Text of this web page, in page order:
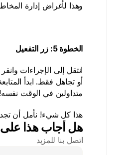
وهذا لأغراض إدارة
الخطوة 5: زر التفعيل
متداولين في الوقت نفسه!
هذا كل شيء! نأمل أن
هل أجاب هذا
اتصل بنا للمزيد